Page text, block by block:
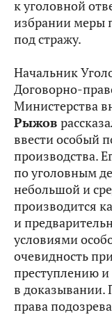
к уголовной
избрании меры
под стражу.
Начальник
Договорно-
Министерства
Рыжов
ввести особый
производства.
по уголовным
небольшой и
производится
и
условиями
очевидность
преступлению и
в доказывании.
права